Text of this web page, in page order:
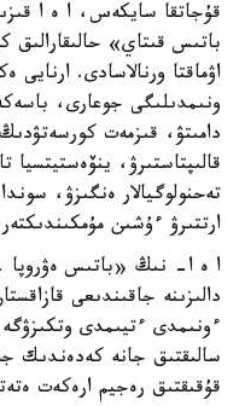
قۇجاتقا سايكەس، ا ە ا
اۋماقتا ورنالاسادى. ارنايى
ونىمدىلىگى جوعارى،
دامىتۋ، قىزمەت
قالىپتاستىرۋ، ينۆەستيتسيا
تەحنولوگيالار ەنگىزۋ،
ارتتىرۋ ءۇشىن
ا ە ا- نىڭ «باتىس ەۋروپا
دالىزىنە جاقىندىعى
ءونىمدى ءتيىمدى
سالىقتىق جانە كەدەندىك
قۇقىقتىق رەجيم ارەكەت